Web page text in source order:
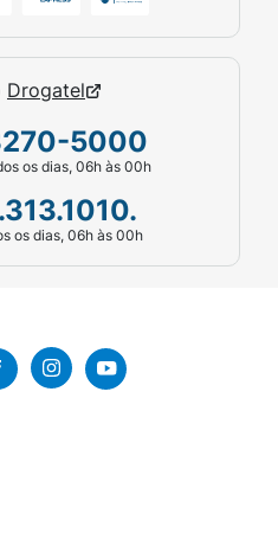
a você,
de suspeita
diferentes
ou está
do seu
pare de
Se
Drogatel
5000
os dias, 06h às 00h
os dias, 06h às 00h